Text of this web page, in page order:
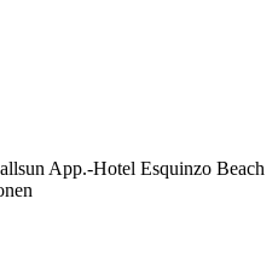
App.-Hotel Esquinzo Beach